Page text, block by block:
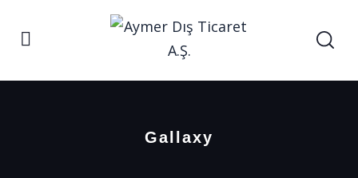
Gallaxy